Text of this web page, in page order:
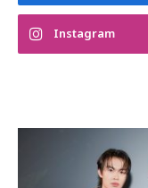
Instagram